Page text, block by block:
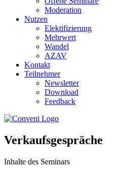
Moderation
Nutzen
Elektifizierung
Mehrwert
Wandel
AZAV
Kontakt
Teilnehmer
Newsletter
Download
Feedback
Verkaufsgespräche
Inhalte des Seminars